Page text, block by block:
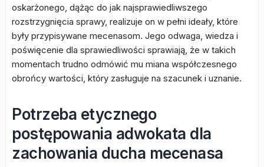
oskarżonego, dążąc do jak najsprawiedliwszego
rozstrzygnięcia sprawy, realizuje on w pełni ideały, które
były przypisywane mecenasom. Jego odwaga, wiedza i
poświęcenie dla sprawiedliwości sprawiają, że w takich
momentach trudno odmówić mu miana współczesnego
obrońcy wartości, który zasługuje na szacunek i uznanie.
Potrzeba etycznego
postępowania adwokata dla
zachowania ducha mecenasa